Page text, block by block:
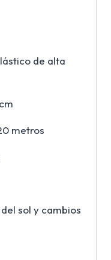
de alta
metros
sol y cambios